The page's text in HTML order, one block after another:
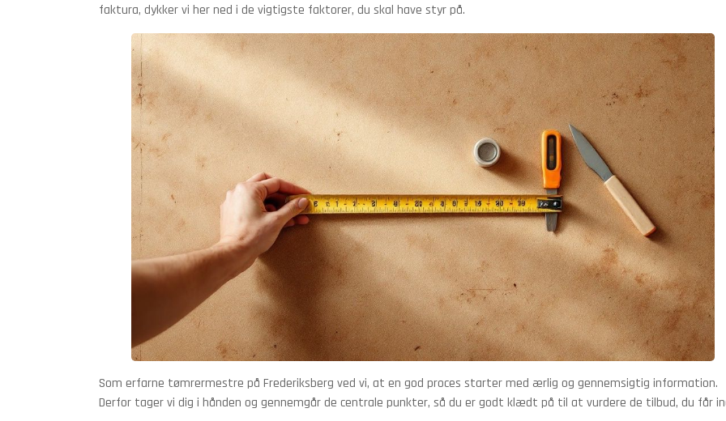
faktura, dykker vi her ned i de vigtigste faktorer, du skal have styr på.
Som erfarne tømrermestre på Frederiksberg ved vi, at en god proces starter med ærlig og gennemsigtig information.
Derfor tager vi dig i hånden og gennemgår de centrale punkter, så du er godt klædt på til at vurdere de tilbud, du får